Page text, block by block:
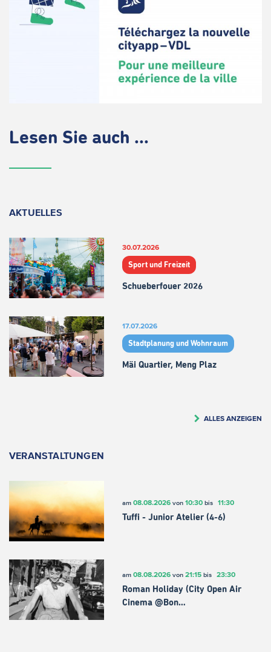
Lesen Sie auch ...
AKTUELLES
30.07.2026
Sport und Freizeit
Schueberfouer 2026
17.07.2026
Stadtplanung und Wohnraum
Mäi Quartier, Meng Plaz
ALLES ANZEIGEN
VERANSTALTUNGEN
am 08.08.2026von 10:30bis 11:30
Tuffi - Junior Atelier (4-6)
am 08.08.2026von 21:15bis 23:30
Roman Holiday (City Open Air
Cinema @Bon…